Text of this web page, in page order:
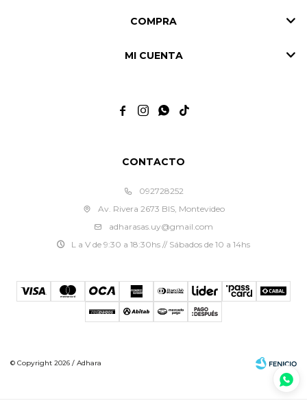
CONTACTO
092728252
Av. Rivera 2673 BIS, Montevideo
adharasas.uy@gmail.com
L a V de 9:30 a 18:30hs // Sábados de 10 a 14hs
COMPRA
MI CUENTA
   
© Copyright 2026 / Adhara